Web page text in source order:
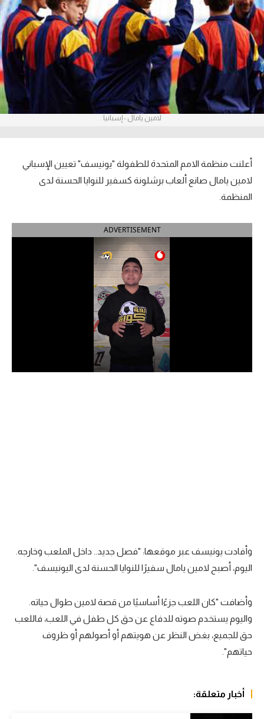
آراء حرة
ركن الألعاب
بطولات
أمريكا 2026
الدوري الإسباني
الدوري السعودي للمحترفين
دوري أبطال إفريقيا
الدوري الإنجليزي
دوري أبطال أوروبا
القسم الثاني
لامين يامال - إسبانيا
أعلنت منظمة الامم المتحدة للطفولة "يونيسف" تعيين الإسباني
لامين يامال صانع ألعاب برشلونة كسفير للنوايا الحسنة لدى
المنظمة.
ADVERTISEMENT
وأفادت يونيسف عبر موقعها: "فصل جديد.. داخل الملعب وخارجه.
اليوم، أصبح لامين يامال سفيرًا للنوايا الحسنة لدى اليونيسف".
وأضافت "كان اللعب جزءًا أساسيًا من قصة لامين طوال حياته.
واليوم يستخدم صوته للدفاع عن حق كل طفل في اللعب، فاللعب
حق للجميع، بغض النظر عن هويتهم أو أصولهم أو ظروف
حياتهم".
أخبار متعلقة: